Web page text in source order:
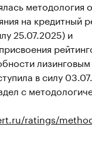
методология
на кредитный
25.07.2025) и
лизинговым
в силу
с
ratings/